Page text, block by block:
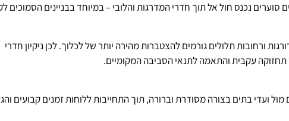
נכנס חול אל תוך חדרי המדרגות והלובי – במיוחד בבניינים הסמוכים
ורחובות תלולים גורמים להצטברות מהירה יותר של לכלוך. לכן ניקיון חדרי
עקבית והתאמה לתנאי הסביבה המקומיים.
ועדי בתים בצורה מסודרת וברורה, תוך התחייבות ללוחות זמנים קבועים